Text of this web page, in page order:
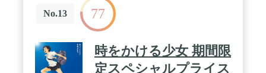
No.13 77
時をかける少女 期間限
定スペシャルプライス